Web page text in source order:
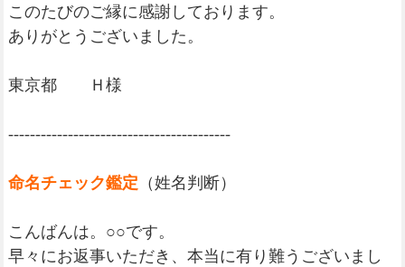
このたびのご縁に感謝しております。
ありがとうございました。
東京都 Ｈ様
-----------------------------------------
命名チェック鑑定 （姓名判断）
こんばんは。○○です。
早々にお返事いただき、本当に有り難うございまし